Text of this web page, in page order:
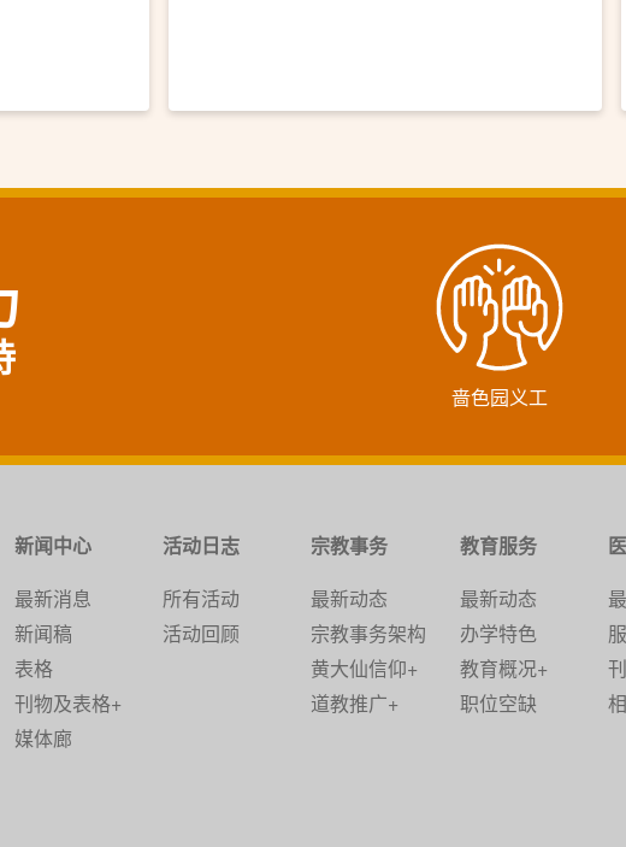
啬色园义工
新闻中心
最新消息
新闻稿
表格
刊物及表格+
媒体廊
活动日志
所有活动
活动回顾
宗教事务
最新动态
宗教事务架构
黄大仙信仰+
道教推广+
教育服务
最新动态
办学特色
教育概况+
职位空缺